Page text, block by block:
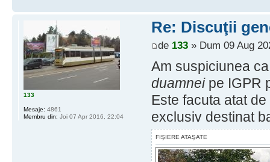
Re: Discuţii
de 133» Dum 09 Aug
Am suspiciunea
duamneipe IGPR
Este facuta atat
exclusiv destinat
FIŞIERE ATAŞATE
133
Mesaje: 4861
Membru din: Joi 07 Apr 2016, 22:04